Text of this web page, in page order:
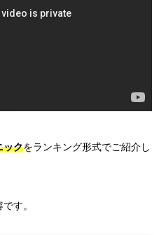
ックをランキング形式でご紹介し
す。